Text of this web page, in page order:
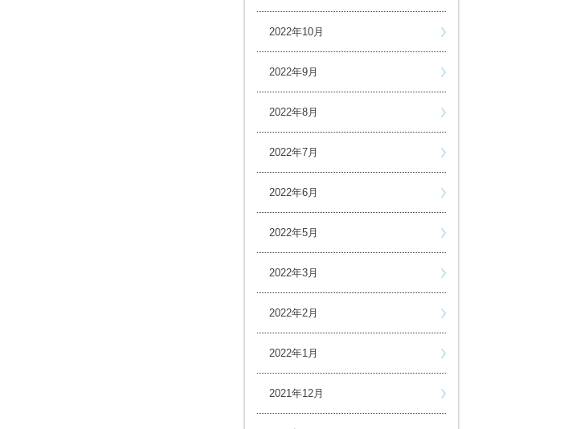
2022年10月
2022年9月
2022年8月
2022年7月
2022年6月
2022年5月
2022年3月
2022年2月
2022年1月
2021年12月